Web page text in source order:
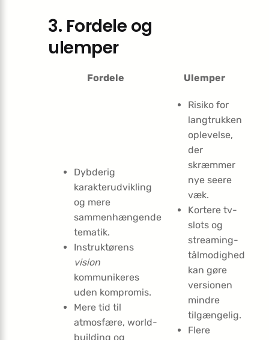
3. Fordele og
ulemper
Fordele Ulemper
Dybderig
karakterudvikling
og mere
sammenhængende
tematik.
Instruktørens
vision
kommunikeres
uden kompromis.
Mere tid til
atmosfære, world-
building og
Risiko for
langtrukken
oplevelse,
der
skræmmer
nye seere
væk.
Kortere tv-
slots og
streaming-
tålmodighed
kan gøre
versionen
mindre
tilgængelig.
Flere